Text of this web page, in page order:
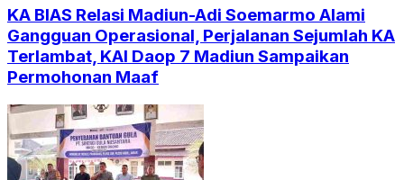
KA BIAS Relasi Madiun-Adi Soemarmo Alami
Gangguan Operasional, Perjalanan Sejumlah KA
Terlambat, KAI Daop 7 Madiun Sampaikan
Permohonan Maaf